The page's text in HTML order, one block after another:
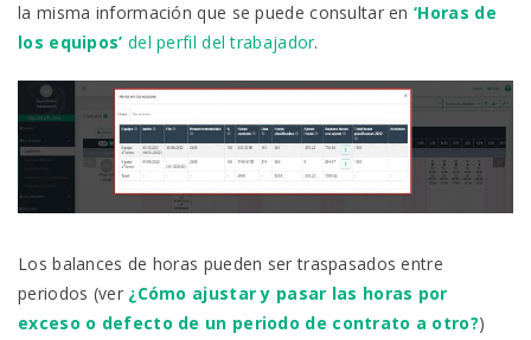
la misma información que se puede consultar en‘Horas de
los equipos’ del perfil del trabajador.
Los balances de horas pueden ser traspasados entre
periodos (ver ¿Cómo ajustar y pasar las horas por
exceso o defecto de un periodo de contrato a otro?)